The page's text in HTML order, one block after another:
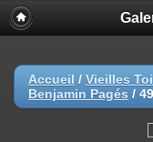
Accueil / Vieilles
Benjamin Pagés /